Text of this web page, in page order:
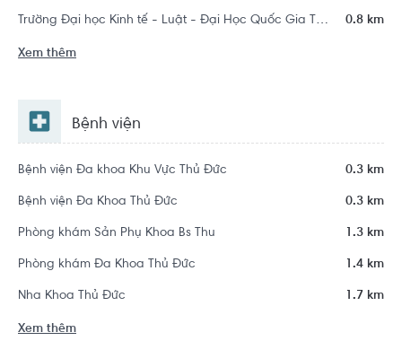
Trường Đại học Kinh tế - Luật - Đại Học Quốc Gia Thành Phố Hồ Chí Minh 0.8 km
Xem thêm
Bệnh viện
Bệnh viện Đa khoa Khu Vực Thủ Đức 0.3 km
Bệnh viện Đa Khoa Thủ Đức 0.3 km
Phòng khám Sản Phụ Khoa Bs Thu 1.3 km
Phòng khám Đa Khoa Thủ Đức 1.4 km
Nha Khoa Thủ Đức 1.7 km
Xem thêm